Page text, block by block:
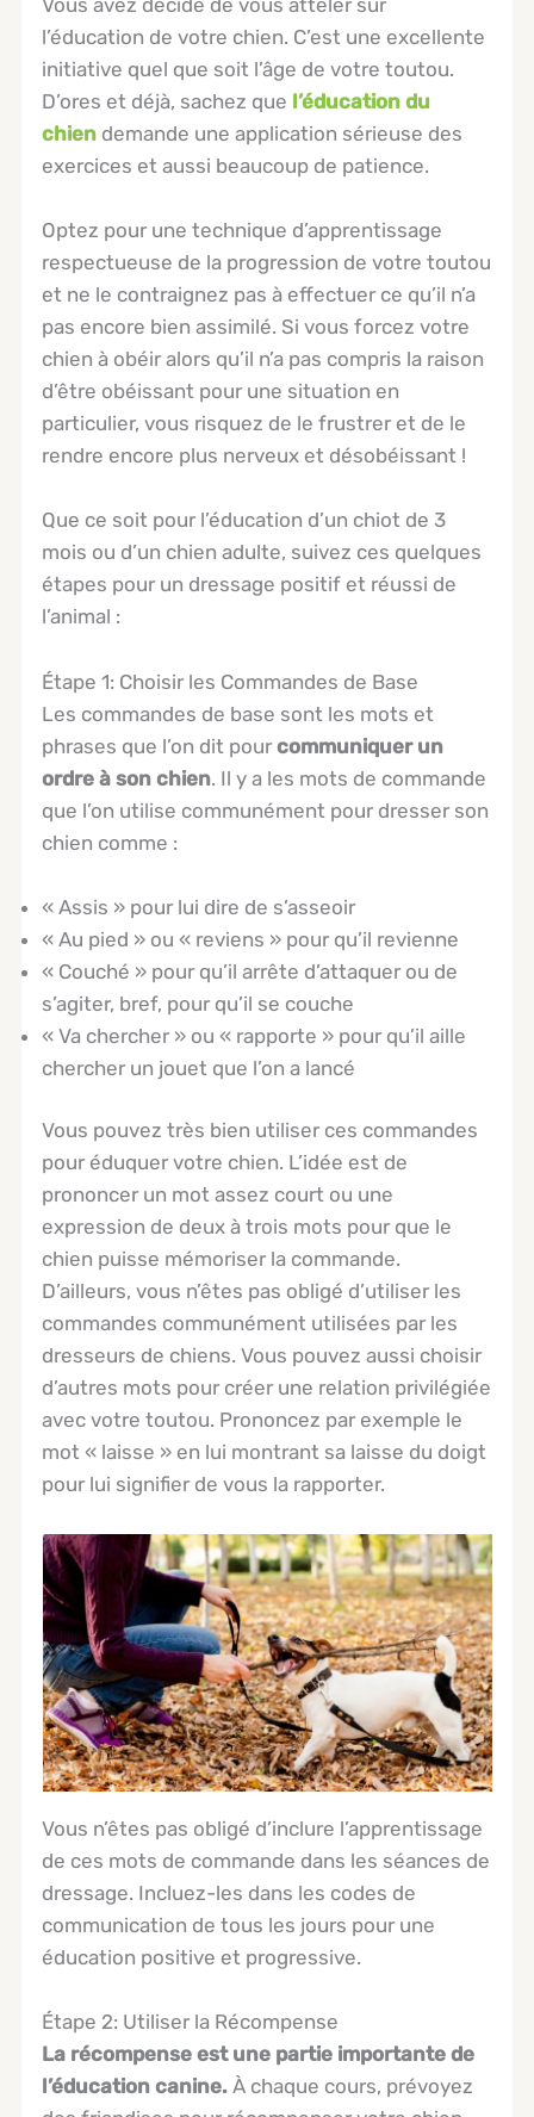
Vous avez décidé de vous atteler sur
l’éducation de votre chien. C’est une excellente
initiative quel que soit l’âge de votre toutou.
D’ores et déjà, sachez que l’éducation du
chien demande une application sérieuse des
exercices et aussi beaucoup de patience.
Optez pour une technique d’apprentissage
respectueuse de la progression de votre toutou
et ne le contraignez pas à effectuer ce qu’il n’a
pas encore bien assimilé. Si vous forcez votre
chien à obéir alors qu’il n’a pas compris la raison
d’être obéissant pour une situation en
particulier, vous risquez de le frustrer et de le
rendre encore plus nerveux et désobéissant !
Que ce soit pour l’éducation d’un chiot de 3
mois ou d’un chien adulte, suivez ces quelques
étapes pour un dressage positif et réussi de
l’animal :
Étape 1: Choisir les Commandes de Base
Les commandes de base sont les mots et
phrases que l’on dit pourcommuniquer un
ordre à son chien. Il y a les mots de commande
que l’on utilise communément pour dresser son
chien comme :
« Assis » pour lui dire de s’asseoir
« Au pied » ou « reviens » pour qu’il revienne
« Couché » pour qu’il arrête d’attaquer ou de
s’agiter, bref, pour qu’il se couche
« Va chercher » ou « rapporte » pour qu’il aille
chercher un jouet que l’on a lancé
Vous pouvez très bien utiliser ces commandes
pour éduquer votre chien. L’idée est de
prononcer un mot assez court ou une
expression de deux à trois mots pour que le
chien puisse mémoriser la commande.
D’ailleurs, vous n’êtes pas obligé d’utiliser les
commandes communément utilisées par les
dresseurs de chiens. Vous pouvez aussi choisir
d’autres mots pour créer une relation privilégiée
avec votre toutou. Prononcez par exemple le
mot « laisse » en lui montrant sa laisse du doigt
pour lui signifier de vous la rapporter.
Vous n’êtes pas obligé d’inclure l’apprentissage
de ces mots de commande dans les séances de
dressage. Incluez-les dans les codes de
communication de tous les jours pour une
éducation positive et progressive.
Étape 2: Utiliser la Récompense
La récompense est une partie importante de
l’éducation canine.À chaque cours, prévoyez